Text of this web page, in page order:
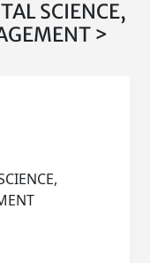
SCIENCE,
>